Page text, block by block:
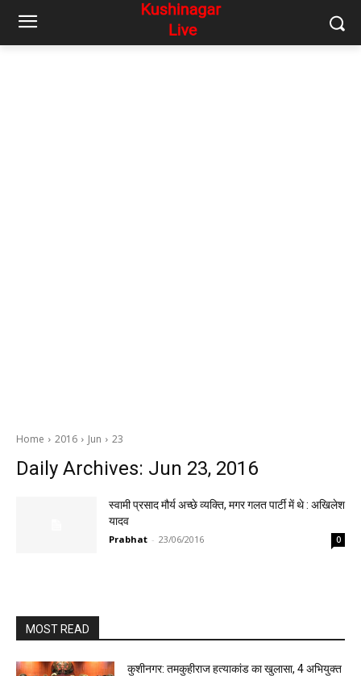
Home 2016 Jun 23
Daily Archives: Jun 23, 2016
स्वामी प्रसाद मौर्य अच्छे व्यक्ति, मगर गलत पार्टी में थे : अखिलेश
यादव
Prabhat - 23/06/2016 0
MOST READ
कुशीनगर: तमकुहीराज हत्याकांड का खुलासा, 4 अभियुक्त